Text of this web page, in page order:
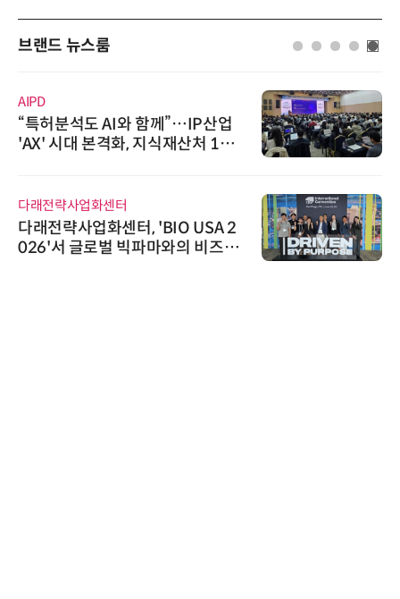
브랜드 뉴스룸
AIPD
“특허분석도 AI와 함께”…IP산업
'AX' 시대 본격화, 지식재산처 1호
다래전략사업화센터
다래전략사업화센터, 'BIO USA 2
026'서 글로벌 빅파마와의 비즈니